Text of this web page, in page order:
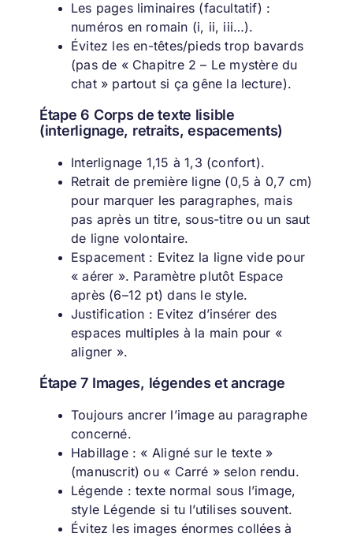
Les pages liminaires (facultatif) :
numéros en romain (i, ii, iii…).
Évitez les en-têtes/pieds trop bavards
(pas de « Chapitre 2 – Le mystère du
chat » partout si ça gêne la lecture).
Étape 6 Corps de texte lisible
(interlignage, retraits, espacements)
Interlignage 1,15 à 1,3 (confort).
Retrait de première ligne (0,5 à 0,7 cm)
pour marquer les paragraphes, mais
pas après un titre, sous-titre ou un saut
de ligne volontaire.
Espacement : Evitez la ligne vide pour
« aérer ». Paramètre plutôt Espace
après (6–12 pt) dans le style.
Justification : Evitez d’insérer des
espaces multiples à la main pour «
aligner ».
Étape 7 Images, légendes et ancrage
Toujours ancrer l’image au paragraphe
concerné.
Habillage : « Aligné sur le texte »
(manuscrit) ou « Carré » selon rendu.
Légende : texte normal sous l’image,
style Légende si tu l’utilises souvent.
Évitez les images énormes collées à